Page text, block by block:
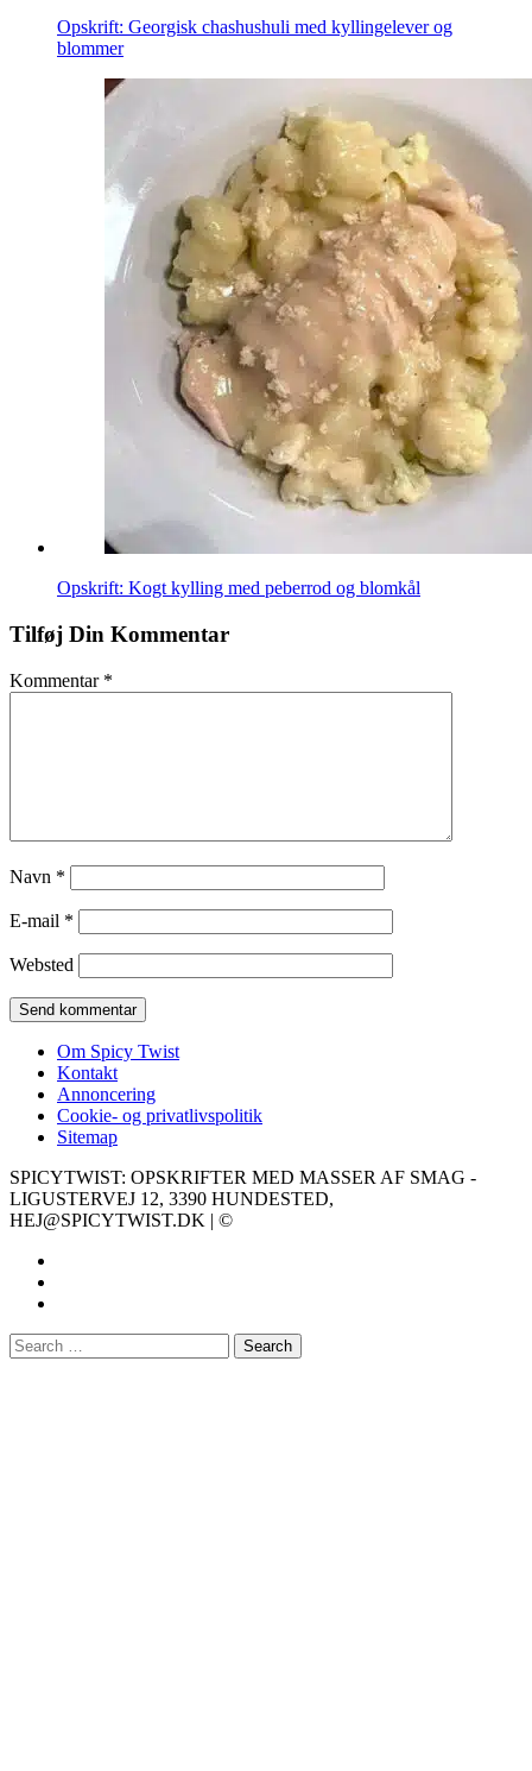
Opskrift: Georgisk chashushuli med kyllingelever og
blommer
Opskrift: Kogt kylling med peberrod og blomkål
Tilføj Din Kommentar
Kommentar *
Navn *
E-mail *
Websted
Om Spicy Twist
Kontakt
Annoncering
Cookie- og privatlivspolitik
Sitemap
SPICYTWIST: OPSKRIFTER MED MASSER AF SMAG -
LIGUSTERVEJ 12, 3390 HUNDESTED,
HEJ@SPICYTWIST.DK | ©